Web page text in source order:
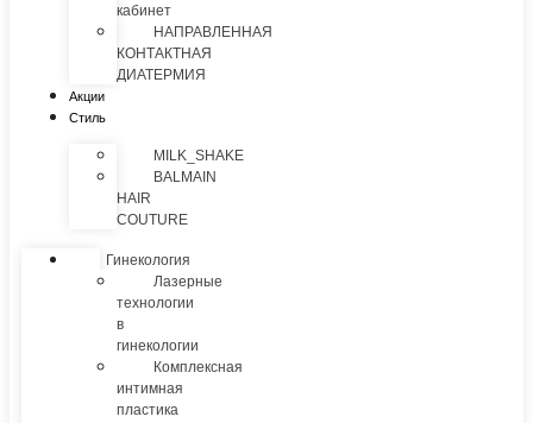
кабинет
НАПРАВЛЕННАЯ
КОНТАКТНАЯ
ДИАТЕРМИЯ
Акции
Стиль
MILK_SHAKE
BALMAIN
HAIR
COUTURE
Гинекология
Лазерные
технологии
в
гинекологии
Комплексная
интимная
пластика